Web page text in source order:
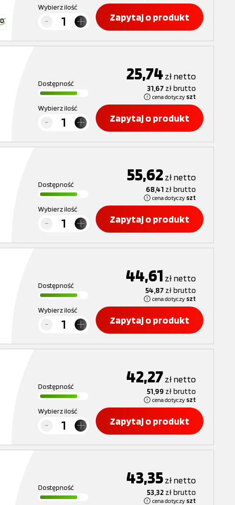
Wybierz ilość
Zapytaj o produkt
Dostępność 25,74 złnetto
31,67 złbrutto
cena dotyczy szt
Wybierz ilość
Zapytaj o produkt
Dostępność 55,62 złnetto
68,41 złbrutto
cena dotyczy szt
Wybierz ilość
Zapytaj o produkt
Dostępność 44,61 złnetto
54,87 złbrutto
cena dotyczy szt
Wybierz ilość
Zapytaj o produkt
Dostępność 42,27 złnetto
51,99 złbrutto
cena dotyczy szt
Wybierz ilość
Zapytaj o produkt
Dostępność 43,35złnetto
53,32 złbrutto
cena dotyczy szt